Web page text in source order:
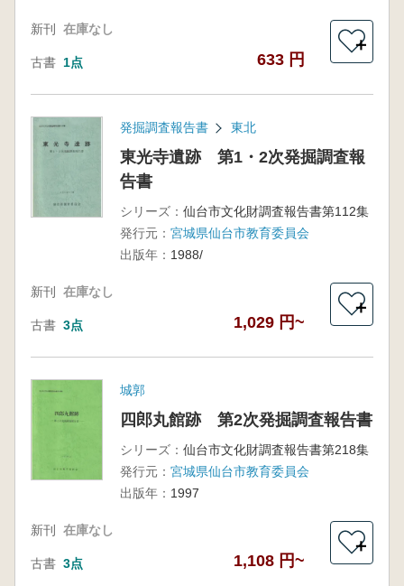
新刊 在庫なし
古書 1点 633 円
＋
発掘調査報告書 東北
東光寺遺跡 第1・2次発掘調査報
告書
シリーズ： 仙台市文化財調査報告書第112集
発行元： 宮城県仙台市教育委員会
出版年： 1988/
新刊 在庫なし
古書 3点 1,029 円~
＋
城郭
四郎丸館跡 第2次発掘調査報告書
シリーズ： 仙台市文化財調査報告書第218集
発行元： 宮城県仙台市教育委員会
出版年： 1997
新刊 在庫なし
古書 3点 1,108 円~
＋